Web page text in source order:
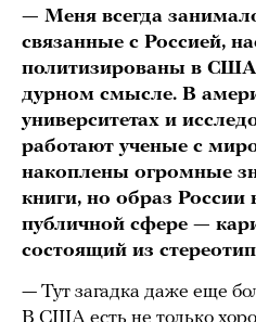
— Меня всегда
связанные с Россией,
политизированы в
дурном смысле. В
университетах и
работают ученые с
накоплены огромные
книги, но образ России
публичной сфере —
состоящий из
— Тут загадка даже еще